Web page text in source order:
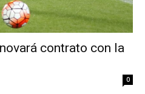
contrato con la
0